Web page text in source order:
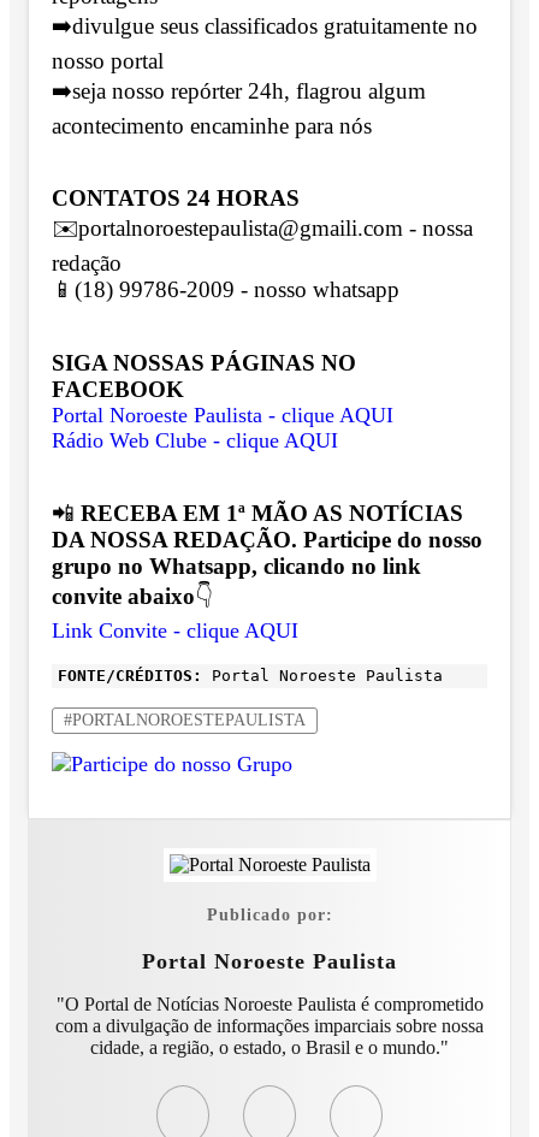
➡️divulgue seus classificados gratuitamente no
nosso portal
➡️seja nosso repórter 24h, flagrou algum
acontecimento encaminhe para nós
CONTATOS 24 HORAS
✉️portalnoroestepaulista@gmaili.com - nossa
redação
📱(18) 99786-2009 - nosso whatsapp
SIGA NOSSAS PÁGINAS NO
FACEBOOK
Portal Noroeste Paulista - clique AQUI
Rádio Web Clube - clique AQUI
📲 RECEBA EM 1ª MÃO AS NOTÍCIAS
DA NOSSA REDAÇÃO. Participe do nosso
grupo no Whatsapp, clicando no link
convite abaixo👇
Link Convite - clique AQUI
FONTE/CRÉDITOS: Portal Noroeste Paulista
#PORTALNOROESTEPAULISTA
Publicado por:
Portal Noroeste Paulista
"O Portal de Notícias Noroeste Paulista é comprometido
com a divulgação de informações imparciais sobre nossa
cidade, a região, o estado, o Brasil e o mundo."